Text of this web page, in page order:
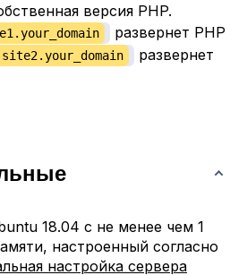
версия PHP.
развернет PHP
site2.your_domain
развернет
18.04 с не менее чем 1
настроенный согласно
настройка сервера